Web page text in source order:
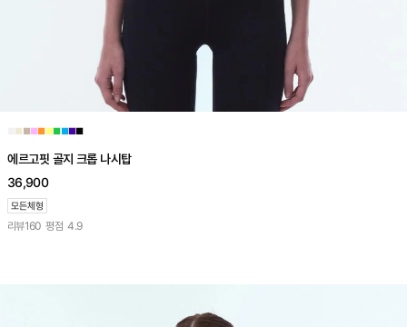
■■■■■■■■■
에르고핏 골지 크롭 나시탑
36,900
리뷰160 평점 4.9